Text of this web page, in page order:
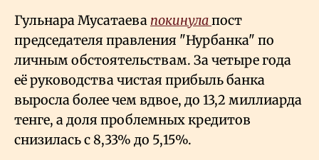
Гульнара Мусатаева покинулапост
председателя правления "Нурбанка" по
личным обстоятельствам. За четыре года
её руководства чистая прибыль банка
выросла более чем вдвое, до 13,2 миллиарда
тенге, а доля проблемных кредитов
снизилась с 8,33% до 5,15%.